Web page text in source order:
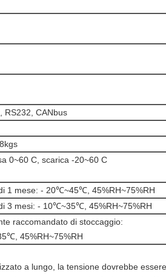
RS232, CANbus
0~60 C, scarica -20~60 C
1 mese: - 20℃~45℃, 45%RH~75%RH
3 mesi: - 10℃~35℃, 45%RH~75%RH
raccomandato di stoccaggio:
45%RH~75%RH
a lungo, la tensione dovrebbe